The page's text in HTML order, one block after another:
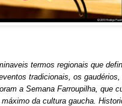
termos regionais que
tradicionais, os gaudérios,
a Semana Farroupilha, que
da cultura gaucha.